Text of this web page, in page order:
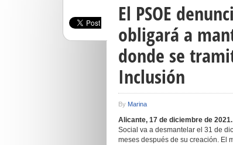
El PSOE
obligará a
donde se
Inclusión
By Marina
Alicante, 17 de diciembre de 2021.
Social va a desmantelar el 31 de
meses después de su creación. El